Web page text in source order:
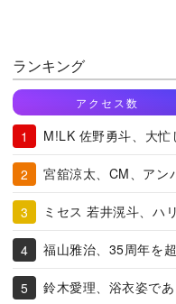
ランキング
アクセス数
M!LK 佐野勇斗、大
宮舘涼太、CM、アン
ミセス 若井滉斗、ハ
福山雅治、35周年を
鈴木愛理、浴衣姿で